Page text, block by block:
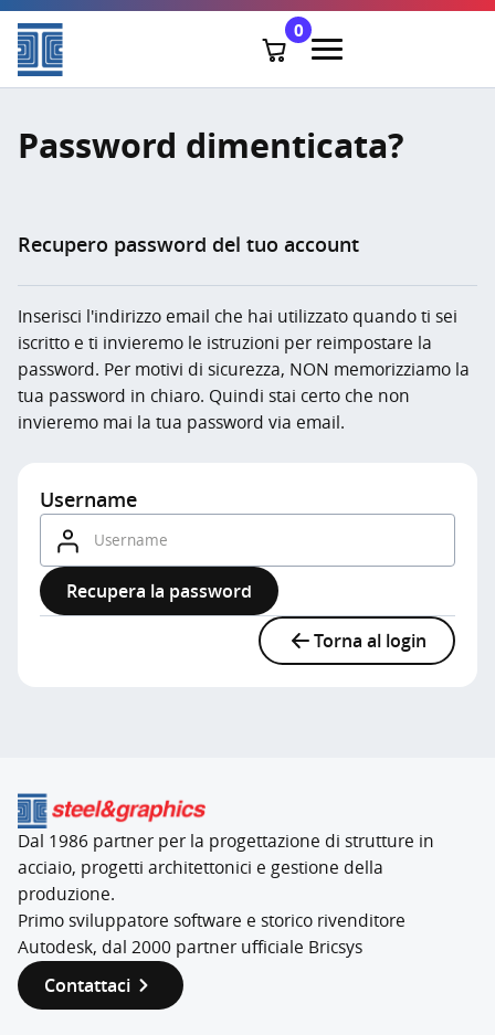
0
Password dimenticata?
Recupero password del tuo account
Inserisci l'indirizzo email che hai utilizzato quando ti sei
iscritto e ti invieremo le istruzioni per reimpostare la
password. Per motivi di sicurezza, NON memorizziamo la
tua password in chiaro. Quindi stai certo che non
invieremo mai la tua password via email.
Username
Username
Recupera la password
Torna al login
Dal 1986 partner per la progettazione di strutture in
acciaio, progetti architettonici e gestione della
produzione.
Primo sviluppatore software e storico rivenditore
Autodesk, dal 2000 partner ufficiale Bricsys
Contattaci